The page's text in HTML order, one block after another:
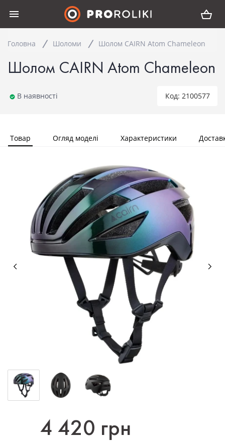
Головна Шоломи Шолом CAIRN Atom Chameleon
Шолом CAIRN Atom Chameleon
В наявності Код: 2100577
Товар Огляд моделі Характеристики
4 420 грн